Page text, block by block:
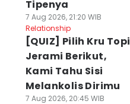
Tipenya
7 Aug 2026, 21:20 WIB
Relationship
[QUIZ] Pilih Kru Topi
Jerami Berikut,
Kami Tahu Sisi
Melankolis Dirimu
7 Aug 2026, 20:45 WIB